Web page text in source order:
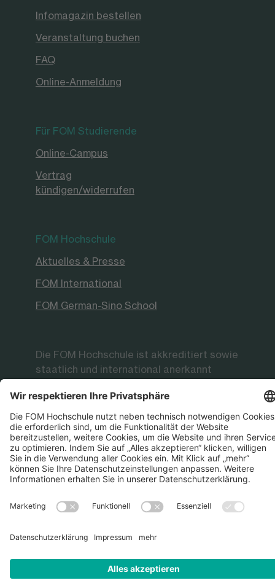
Infomagazin bestellen
Veranstaltung buchen
FAQ
Online-Anmeldung
Für FOM Studierende
Online-Campus
Vertrag
kündigen/widerrufen
FOM Hochschule
Aktuelles & Presse
FOM International
FOM German-Sino School
Die FOM Hochschule ist akkreditiert sowie
staatlich und international anerkannt
Datenschutz Impressum